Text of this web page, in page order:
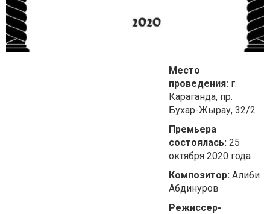
Место
проведения: г.
Караганда, пр.
Бухар-Жырау, 32/2
Премьера
состоялась: 25
октября 2020 года
Композитор: Алиби
Абдинуров
Режиссер-